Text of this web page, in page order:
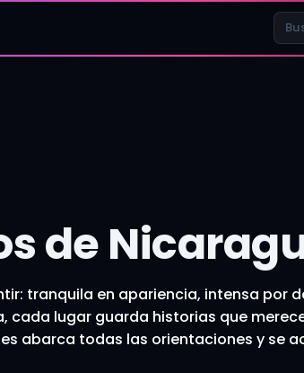
de
tranquila en apariencia, intensa por
cada lugar guarda historias que
abarca todas las orientaciones y se